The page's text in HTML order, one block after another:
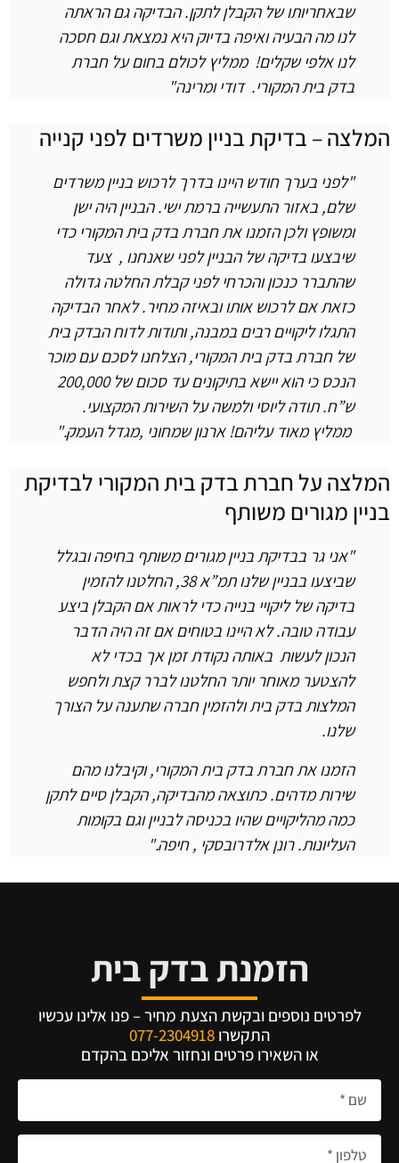
שבאחריותו של הקבלן לתקן.הבדיקה גם הראתה
לנו מה הבעיה ואיפה בדיוק היא נמצאת וגם חסכה
לנו אלפי שקלים!ממליץ לכולם בחום על חברת
בדק בית המקורי.דודי ומרינה"
– בדיקת בניין משרדים לפני קנייה
"לפני בערך חודש היינו בדרך לרכוש בניין משרדים
שלם, באזור התעשייה ברמת ישי.הבניין היה ישן
ומשופץ ולכן הזמנו את חברת בדק בית המקורי כדי
שיבצעו בדיקה של הבניין לפני שאנחנו , צעד
שהתברר כנכון והכרחי לפני קבלת החלטה גדולה
כזאת אם לרכוש אותו ובאיזה מחיר.לאחר הבדיקה
התגלו ליקויים רבים במבנה, ותודות לדוח הבדק בית
של חברת בדק בית המקורי, הצלחנו לסכם עם מוכר
הנכס כי הוא יישא בתיקונים עד סכום של 200,000
ש”ח.תודה ליוסי ולמשה על השירות המקצועי.
ממליץ מאוד עליהם!ארנון שמחוני ,מגדל העמק."
על חברת בדק בית המקורי לבדיקת
מגורים משותף
"אני גר בבדיקת בניין מגורים משותף בחיפה ובגלל
שביצעו בבניין שלנו תמ”א 38, החלטנו להזמין
בדיקה של ליקויי בנייה כדי לראות אם הקבלן ביצע
עבודה טובה. לא היינו בטוחים אם זה היה הדבר
הנכון לעשות באותה נקודת זמן אך בכדי לא
להצטער מאוחר יותר החלטנו לברר קצת ולחפש
המלצות בדק בית ולהזמין חברה שתענה על הצורך
שלנו.
הזמנו את חברת בדק בית המקורי, וקיבלנו מהם
שירות מדהים. כתוצאה מהבדיקה, הקבלן סיים לתקן
כמה מהליקויים שהיו בכניסה לבניין וגם בקומות
העליונות.רונן אלדרובסקי , חיפה."
הזמנת בדק בית
לפרטים נוספים ובקשת הצעת מחיר – פנו אלינו עכשיו
התקשרו077-2304918
או השאירו פרטים ונחזור אליכם בהקדם